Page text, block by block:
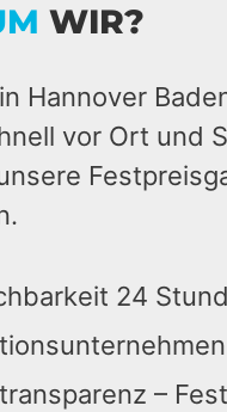
WIR?
Hannover
vor Ort und
24
–